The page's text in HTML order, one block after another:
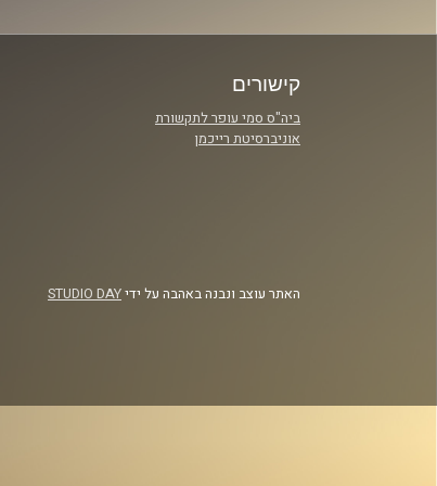
קישורים
ביה"ס סמי עופר לתקשורת
אוניברסיטת רייכמן
האתר עוצב ונבנה באהבה על ידיSTUDIO DAY